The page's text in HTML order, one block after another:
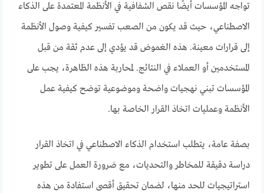
تواجه المؤسسات أيضًا نقص الشفافية في الأنظمة المعتمدة على الذكاء
الاصطناعي، حيث قد يكون من الصعب تفسير كيفية وصول الأنظمة
إلى قرارات معينة. هذه الغموض قد يؤدي إلى عدم ثقة من قبل
المستخدمين أو العملاء في النتائج. لمحاربة هذه الظاهرة، يجب على
المؤسسات تبني نهجيات واضحة وموضوعية توضح كيفية عمل
الأنظمة وعمليات اتخاذ القرار الخاصة بها.
بصفة عامة، يتطلب استخدام الذكاء الاصطناعي في اتخاذ القرار
دراسة دقيقة للمخاطر والتحديات، مع ضرورة العمل على تطوير
استراتيجيات للحد منها، لضمان تحقيق أقصى استفادة من هذه